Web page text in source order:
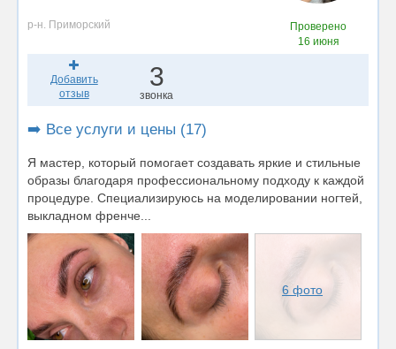
р-н. Приморский
Проверено
16 июня
Добавить
отзыв
3
звонка
➡️ Все услуги и цены (17)
Я мастер, который помогает создавать яркие и стильные
образы благодаря профессиональному подходу к каждой
процедуре. Специализируюсь на моделировании ногтей,
выкладном френче...
6 фото